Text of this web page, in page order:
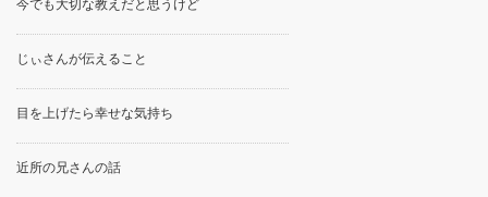
今でも大切な教えだと思うけど
じぃさんが伝えること
目を上げたら幸せな気持ち
近所の兄さんの話